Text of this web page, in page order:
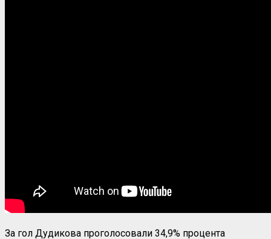
За гол Дудикова проголосовали 34,9% процента